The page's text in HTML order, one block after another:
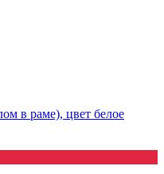
в раме), цвет белое